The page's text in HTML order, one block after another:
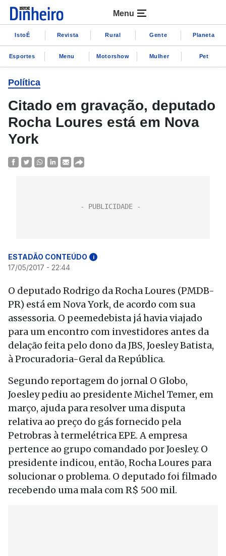
Menu
IstoÉ Revista Rural Gente Planeta
Esportes Menu Motorshow Mulher Pet
Política
Citado em gravação, deputado
Rocha Loures está em Nova
York
ESTADÃO CONTEÚDO i
17/05/2017 - 22:44
O deputado Rodrigo da Rocha Loures (PMDB-
PR) está em Nova York, de acordo com sua
assessoria. O peemedebista já havia viajado
para um encontro com investidores antes da
delação feita pelo dono da JBS, Joesley Batista,
à Procuradoria-Geral da República.
Segundo reportagem do jornal O Globo,
Joesley pediu ao presidente Michel Temer, em
março, ajuda para resolver uma disputa
relativa ao preço do gás fornecido pela
Petrobras à termelétrica EPE. A empresa
pertence ao grupo comandado por Joesley. O
presidente indicou, então, Rocha Loures para
solucionar o problema. O deputado foi filmado
recebendo uma mala com R$ 500 mil.